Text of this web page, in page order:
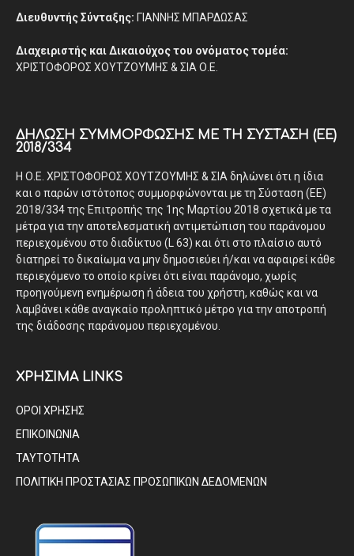
Διευθυντής Σύνταξης: ΓΙΑΝΝΗΣ ΜΠΑΡΔΩΣΑΣ
Διαχειριστής και Δικαιούχος του ονόματος τομέα:
ΧΡΙΣΤΟΦΟΡΟΣ ΧΟΥΤΖΟΥΜΗΣ & ΣΙΑ Ο.Ε.
ΔΉΛΩΣΗ ΣΥΜΜΌΡΦΩΣΗΣ ΜΕ ΤΗ ΣΎΣΤΑΣΗ (ΕΕ)
2018/334
Η Ο.Ε. ΧΡΙΣΤΟΦΟΡΟΣ ΧΟΥΤΖΟΥΜΗΣ & ΣΙΑ δηλώνει ότι η ίδια
και ο παρών ιστότοπος συμμορφώνονται με τη Σύσταση (ΕΕ)
2018/334 της Επιτροπής της 1ης Μαρτίου 2018 σχετικά με τα
μέτρα για την αποτελεσματική αντιμετώπιση του παράνομου
περιεχομένου στο διαδίκτυο (L 63) και ότι στο πλαίσιο αυτό
διατηρεί το δικαίωμα να μην δημοσιεύει ή/και να αφαιρεί κάθε
περιεχόμενο το οποίο κρίνει ότι είναι παράνομο, χωρίς
προηγούμενη ενημέρωση ή άδεια του χρήστη, καθώς και να
λαμβάνει κάθε αναγκαίο προληπτικό μέτρο για την αποτροπή
της διάδοσης παράνομου περιεχομένου.
ΧΡΗΣΙΜΑ LINKS
ΟΡΟΙ ΧΡΗΣΗΣ
ΕΠΙΚΟΙΝΩΝΙΑ
ΤΑΥΤΟΤΗΤΑ
ΠΟΛΙΤΙΚΗ ΠΡΟΣΤΑΣΙΑΣ ΠΡΟΣΩΠΙΚΩΝ ΔΕΔΟΜΕΝΩΝ